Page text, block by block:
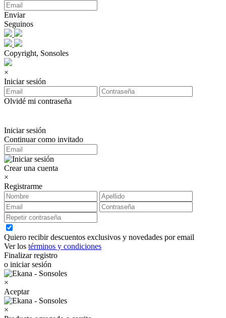
Enviar
Seguinos
Copyright, Sonsoles
×
Iniciar sesión
Olvidé mi contraseña
Iniciar sesión
Continuar como invitado
Crear una cuenta
×
Registrarme
Quiero recibir descuentos exclusivos y novedades por email
Ver los términos y condiciones
Finalizar registro
o iniciar sesión
×
Aceptar
×